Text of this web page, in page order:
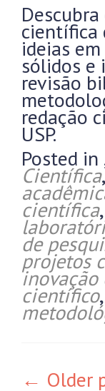
científica
ideias
sólidos e
revisão
redação
USP.
Posted in
Científica
científica,
de
projetos
inovação
científico
← Older